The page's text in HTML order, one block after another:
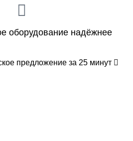
оборудование надёжнее
предложение за 25 минут